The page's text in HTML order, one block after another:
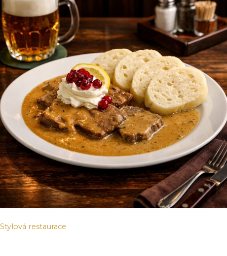
Stylová restaurace